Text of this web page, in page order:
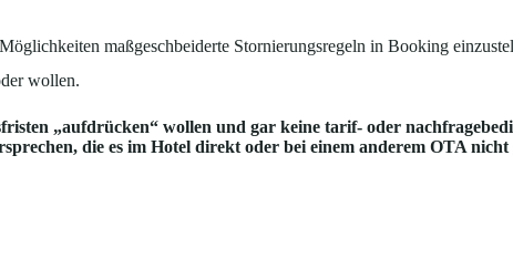
maßgeschbeiderte Stornierungsregeln in Booking
wollen.
„aufdrücken“ wollen und gar keine tarif- oder
die es im Hotel direkt oder bei einem anderem OTA nicht